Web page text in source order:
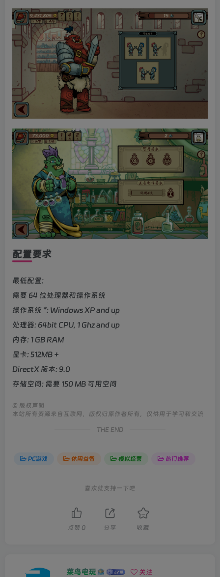
配置要求
最低配置:
需要 64 位处理器和操作系统
操作系统 *: Windows XP and up
处理器: 64bit CPU, 1 Ghz and up
内存: 1 GB RAM
显卡: 512MB +
DirectX 版本: 9.0
存储空间: 需要 150 MB 可用空间
© 版权声明
本站所有资源来自互联网，版权归原作者所有，仅供用于学习和交流
THE END
PC游戏 休闲益智 模拟经营 热门推荐
喜欢就支持一下吧
点赞 0 分享 收藏
菜鸟电玩 关注